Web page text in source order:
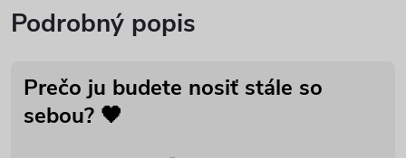
Podrobný popis
Prečo ju budete nosiť stále so
sebou? 🖤